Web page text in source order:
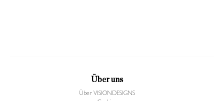
Über uns
Über VISIONDESIGNS